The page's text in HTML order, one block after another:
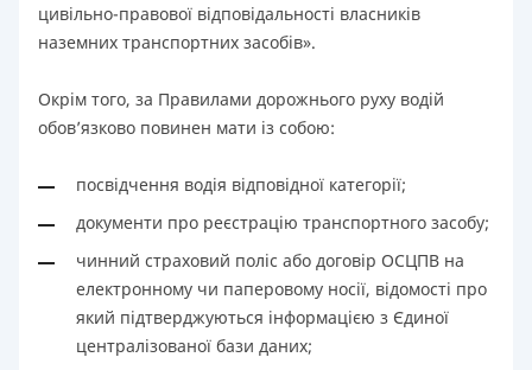
цивільно-правової відповідальності власників
наземних транспортних засобів».
Окрім того, за Правилами дорожнього руху водій
обов’язково повинен мати із собою:
посвідчення водія відповідної категорії;
документи про реєстрацію транспортного засобу;
чинний страховий поліс або договір ОСЦПВ на
електронному чи паперовому носії, відомості про
який підтверджуються інформацією з Єдиної
централізованої бази даних;